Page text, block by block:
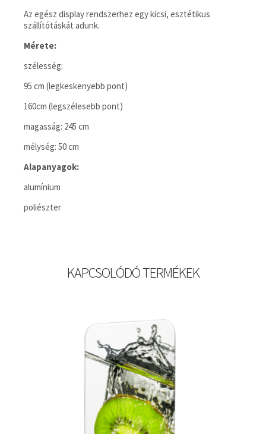
Az egész display rendszerhez egy kicsi, esztétikus
szállítótáskát adunk.
Mérete:
szélesség:
95 cm (legkeskenyebb pont)
160cm (legszélesebb pont)
magasság: 245 cm
mélység: 50 cm
Alapanyagok:
alumínium
poliészter
KAPCSOLÓDÓ TERMÉKEK